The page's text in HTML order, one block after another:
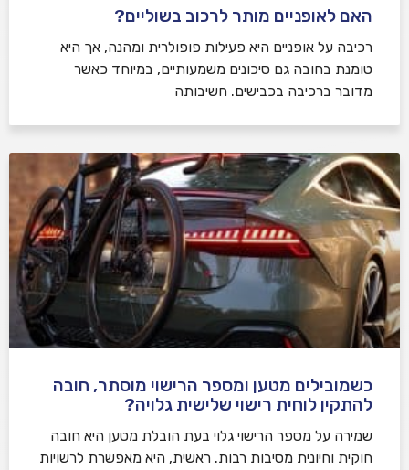
האם לאופניים מותר לרכוב בשוליים?
רכיבה על אופניים היא פעילות פופולרית ומהנה, אך היא
טומנת בחובה גם סיכונים משמעותיים, במיוחד כאשר
מדובר ברכיבה בכבישים. חשיבותה
כשמובילים מטען ומספר הרישוי מוסתר, חובה
להתקין לוחית רישוי שלישית גלויה?
שמירה על מספר הרישוי גלוי בעת הובלת מטען היא חובה
חוקית וחיונית מסיבות רבות. ראשית, היא מאפשרת לרשויות